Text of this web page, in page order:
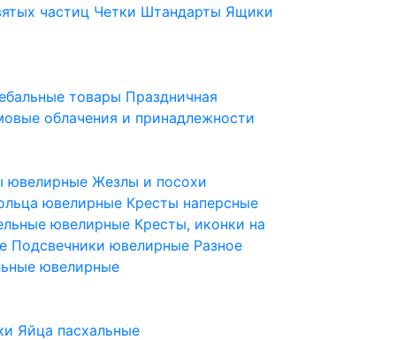
частиц Четки Штандарты Ящики
товары Праздничная
облачения и принадлежности
ювелирныеЖезлы и посохи
ювелирные Кресты наперсные
ювелирные Кресты, иконки на
Подсвечники ювелирные Разное
ювелирные
Яйца пасхальные